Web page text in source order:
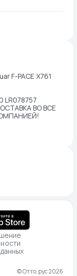
F-PACE X761
LR078757
ВО ВСЕ
© Отто.рус 2026